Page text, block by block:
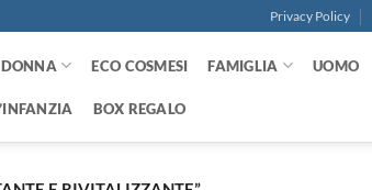
Privacy Policy
DONNA ECO COSMESI FAMIGLIA UOMO
BOX REGALO